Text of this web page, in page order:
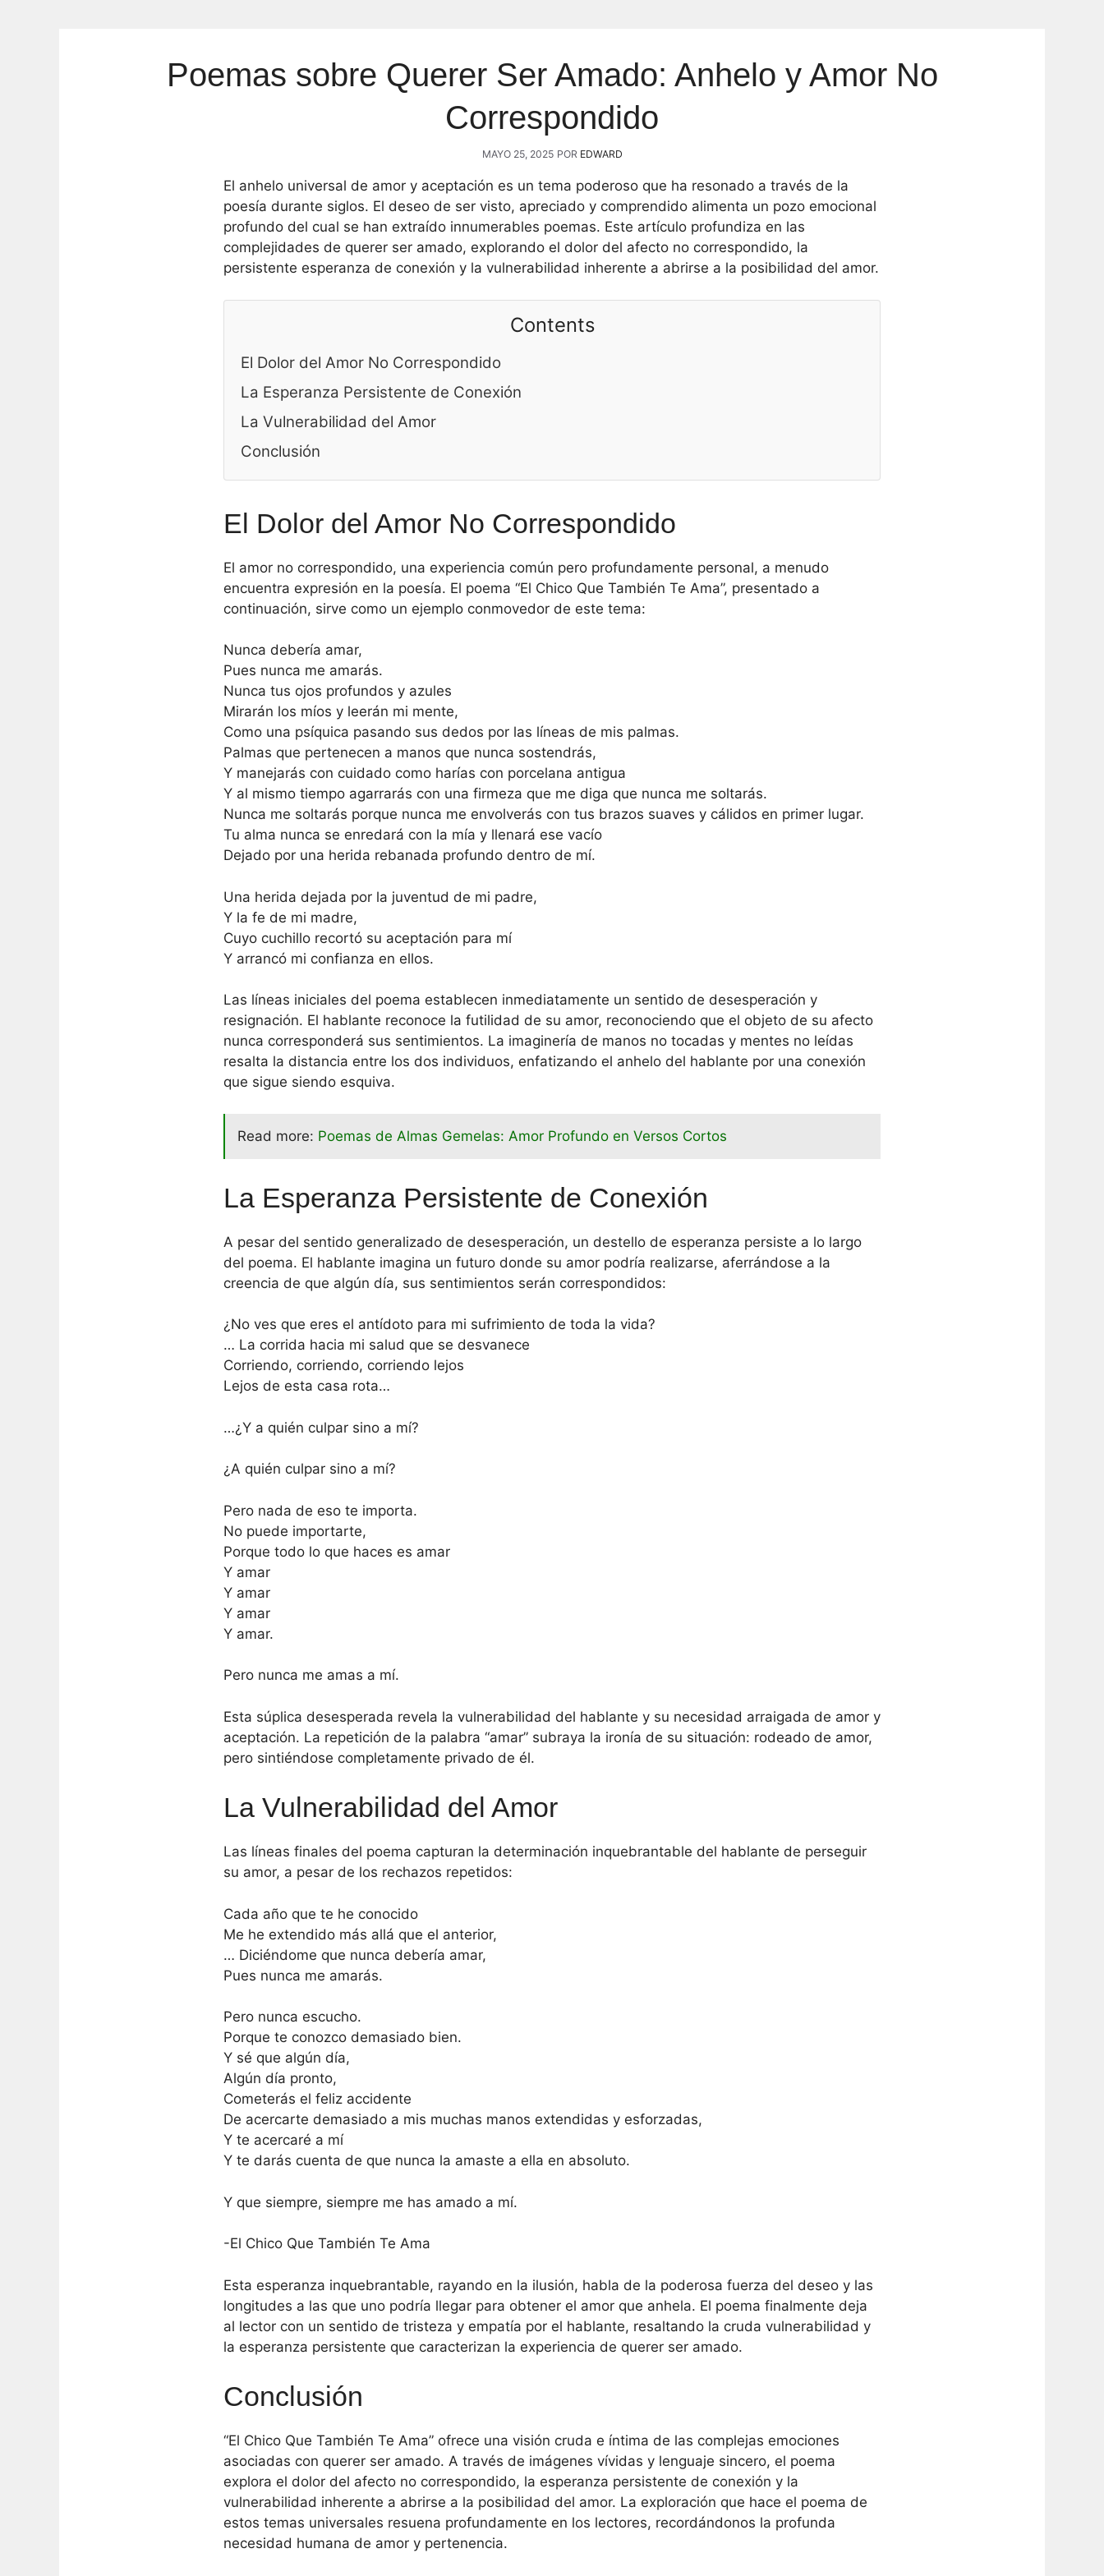
Poemas sobre Querer Ser Amado: Anhelo y Amor No
Correspondido
MAYO 25, 2025 POR EDWARD
El anhelo universal de amor y aceptación es un tema poderoso que ha resonado a través de la
poesía durante siglos. El deseo de ser visto, apreciado y comprendido alimenta un pozo emocional
profundo del cual se han extraído innumerables poemas. Este artículo profundiza en las
complejidades de querer ser amado, explorando el dolor del afecto no correspondido, la
persistente esperanza de conexión y la vulnerabilidad inherente a abrirse a la posibilidad del amor.
Contents
El Dolor del Amor No Correspondido
La Esperanza Persistente de Conexión
La Vulnerabilidad del Amor
Conclusión
El Dolor del Amor No Correspondido
El amor no correspondido, una experiencia común pero profundamente personal, a menudo
encuentra expresión en la poesía. El poema “El Chico Que También Te Ama”, presentado a
continuación, sirve como un ejemplo conmovedor de este tema:
Nunca debería amar,
Pues nunca me amarás.
Nunca tus ojos profundos y azules
Mirarán los míos y leerán mi mente,
Como una psíquica pasando sus dedos por las líneas de mis palmas.
Palmas que pertenecen a manos que nunca sostendrás,
Y manejarás con cuidado como harías con porcelana antigua
Y al mismo tiempo agarrarás con una firmeza que me diga que nunca me soltarás.
Nunca me soltarás porque nunca me envolverás con tus brazos suaves y cálidos en primer lugar.
Tu alma nunca se enredará con la mía y llenará ese vacío
Dejado por una herida rebanada profundo dentro de mí.
Una herida dejada por la juventud de mi padre,
Y la fe de mi madre,
Cuyo cuchillo recortó su aceptación para mí
Y arrancó mi confianza en ellos.
Las líneas iniciales del poema establecen inmediatamente un sentido de desesperación y
resignación. El hablante reconoce la futilidad de su amor, reconociendo que el objeto de su afecto
nunca corresponderá sus sentimientos. La imaginería de manos no tocadas y mentes no leídas
resalta la distancia entre los dos individuos, enfatizando el anhelo del hablante por una conexión
que sigue siendo esquiva.
Read more: Poemas de Almas Gemelas: Amor Profundo en Versos Cortos
La Esperanza Persistente de Conexión
A pesar del sentido generalizado de desesperación, un destello de esperanza persiste a lo largo
del poema. El hablante imagina un futuro donde su amor podría realizarse, aferrándose a la
creencia de que algún día, sus sentimientos serán correspondidos:
¿No ves que eres el antídoto para mi sufrimiento de toda la vida?
… La corrida hacia mi salud que se desvanece
Corriendo, corriendo, corriendo lejos
Lejos de esta casa rota…
…¿Y a quién culpar sino a mí?
¿A quién culpar sino a mí?
Pero nada de eso te importa.
No puede importarte,
Porque todo lo que haces es amar
Y amar
Y amar
Y amar
Y amar.
Pero nunca me amas a mí.
Esta súplica desesperada revela la vulnerabilidad del hablante y su necesidad arraigada de amor y
aceptación. La repetición de la palabra “amar” subraya la ironía de su situación: rodeado de amor,
pero sintiéndose completamente privado de él.
La Vulnerabilidad del Amor
Las líneas finales del poema capturan la determinación inquebrantable del hablante de perseguir
su amor, a pesar de los rechazos repetidos:
Cada año que te he conocido
Me he extendido más allá que el anterior,
… Diciéndome que nunca debería amar,
Pues nunca me amarás.
Pero nunca escucho.
Porque te conozco demasiado bien.
Y sé que algún día,
Algún día pronto,
Cometerás el feliz accidente
De acercarte demasiado a mis muchas manos extendidas y esforzadas,
Y te acercaré a mí
Y te darás cuenta de que nunca la amaste a ella en absoluto.
Y que siempre, siempre me has amado a mí.
-El Chico Que También Te Ama
Esta esperanza inquebrantable, rayando en la ilusión, habla de la poderosa fuerza del deseo y las
longitudes a las que uno podría llegar para obtener el amor que anhela. El poema finalmente deja
al lector con un sentido de tristeza y empatía por el hablante, resaltando la cruda vulnerabilidad y
la esperanza persistente que caracterizan la experiencia de querer ser amado.
Conclusión
“El Chico Que También Te Ama” ofrece una visión cruda e íntima de las complejas emociones
asociadas con querer ser amado. A través de imágenes vívidas y lenguaje sincero, el poema
explora el dolor del afecto no correspondido, la esperanza persistente de conexión y la
vulnerabilidad inherente a abrirse a la posibilidad del amor. La exploración que hace el poema de
estos temas universales resuena profundamente en los lectores, recordándonos la profunda
necesidad humana de amor y pertenencia.